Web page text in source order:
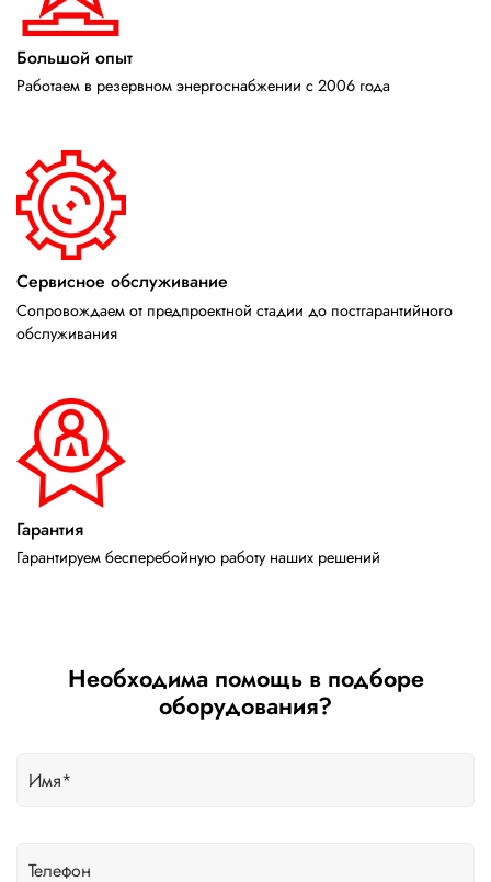
Большой опыт
Работаем в резервном энергоснабжении с 2006 года
Сервисное обслуживание
Сопровождаем от предпроектной стадии до постгарантийного
обслуживания
Гарантия
Гарантируем бесперебойную работу наших решений
Необходима помощь в подборе
оборудования?